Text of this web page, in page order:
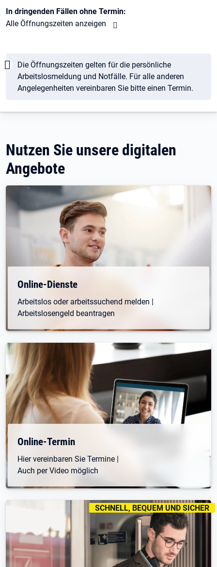
In dringenden Fällen ohne Termin:
Alle Öffnungszeiten anzeigen
Die Öffnungszeiten gelten für die persönliche
Arbeitslosmeldung und Notfälle. Für alle anderen
Angelegenheiten vereinbaren Sie bitte einen Termin.
Nutzen Sie unsere digitalen
Angebote
Online-Dienste
Arbeitslos oder arbeitssuchend melden |
Arbeitslosengeld beantragen
Online-Termin
Hier vereinbaren Sie Termine |
Auch per Video möglich
KENNZEICHNUNGEN:
SCHNELL, BEQUEM UND SICHER